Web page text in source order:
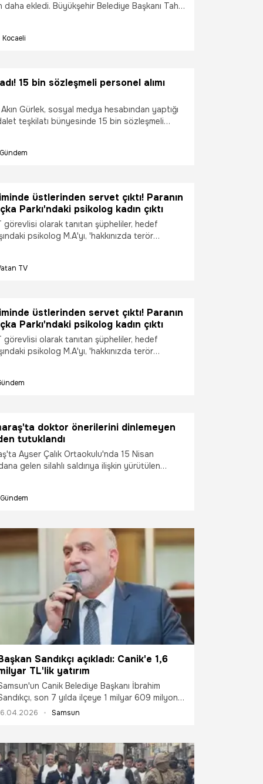
ekledi. Büyükşehir Belediye Başkanı Tahir
çatı altında nefes alabildiği, sosyal hayatın
Kocaeli
15 bin sözleşmeli personel alımı
Gürlek, sosyal medya hesabından yaptığı
teşkilatı bünyesinde 15 bin sözleşmeli
Gündem
üstlerinden servet çıktı! Paranın
Parkı'ndaki psikolog kadın çıktı
görevlisi olarak tanıtan şüpheliler, hedef
psikolog M.A'yı, 'hakkınızda terör
bekledikleri anlar güvenlik kamerasına
TV
üstlerinden servet çıktı! Paranın
Parkı'ndaki psikolog kadın çıktı
görevlisi olarak tanıtan şüpheliler, hedef
psikolog M.A'yı, 'hakkınızda terör
bekledikleri anlar güvenlik kamerasına
doktor önerilerini dinlemeyen
tutuklandı
Ayser Çalık Ortaokulu'nda 15 Nisan
gelen silahlı saldırıya ilişkin yürütülen
Gündem
Sandıkçı açıkladı: Canik'e 1,6
TL'lik yatırım
Canik Belediye Başkanı İbrahim
son 7 yılda ilçeye 1 milyar 609 milyon
bin liralık yatırım kazandırdıklarını açıkladı.
Samsun